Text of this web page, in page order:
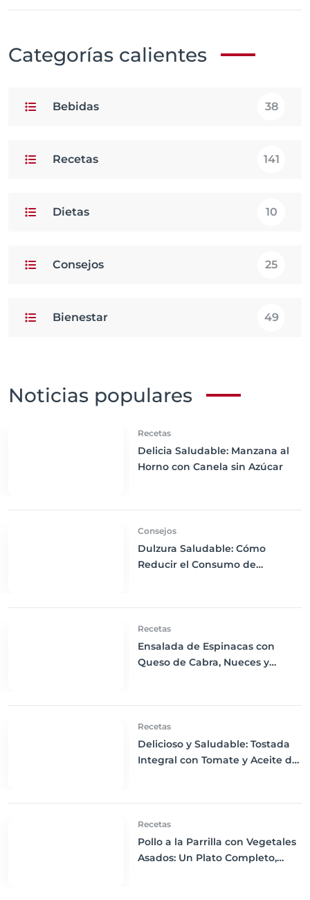
Categorías calientes
Bebidas 38
Recetas 141
Dietas 10
Consejos 25
Bienestar 49
Noticias populares
Recetas
Delicia Saludable: Manzana al
Horno con Canela sin Azúcar
Consejos
Dulzura Saludable: Cómo
Reducir el Consumo de
Recetas
Ensalada de Espinacas con
Queso de Cabra, Nueces y
Nutrientes
Recetas
Delicioso y Saludable: Tostada
Integral con Tomate y Aceite de
Recetas
Pollo a la Parrilla con Vegetales
Asados: Un Plato Completo,